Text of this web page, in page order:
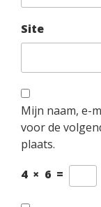
Site
Mijn naam, e-
voor de
plaats.
4 × 6 =